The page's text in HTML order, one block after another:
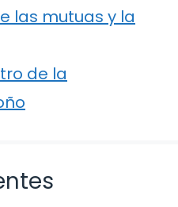
las mutuas y la
de la